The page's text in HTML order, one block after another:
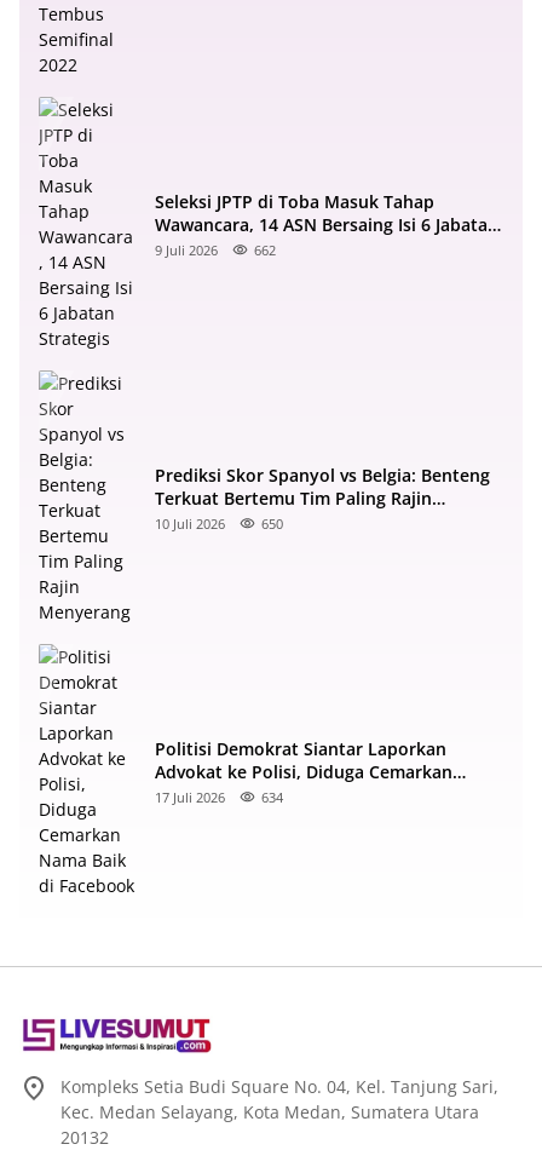
Seleksi JPTP di Toba Masuk Tahap
Wawancara, 14 ASN Bersaing Isi 6 Jabatan
Strategis
9 Juli 2026 662
Prediksi Skor Spanyol vs Belgia: Benteng
Terkuat Bertemu Tim Paling Rajin
Menyerang
10 Juli 2026 650
Politisi Demokrat Siantar Laporkan
Advokat ke Polisi, Diduga Cemarkan
Nama Baik di Facebook
17 Juli 2026 634
Kompleks Setia Budi Square No. 04, Kel. Tanjung Sari,
Kec. Medan Selayang, Kota Medan, Sumatera Utara
20132